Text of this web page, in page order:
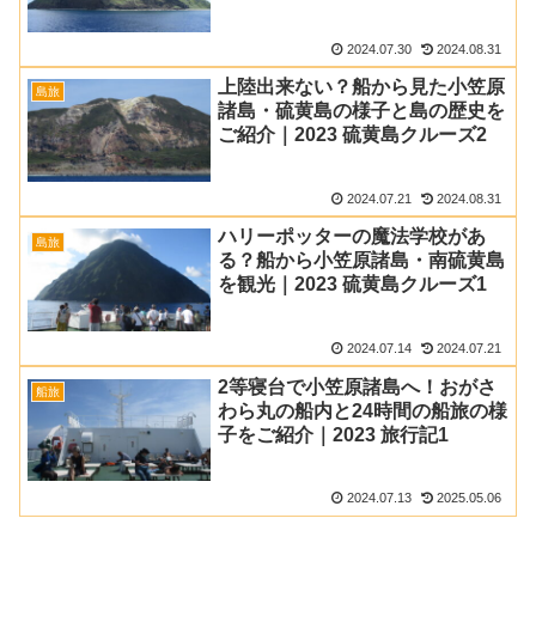
2024.07.30 2024.08.31
島旅
上陸出来ない？船から見た小笠原
諸島・硫黄島の様子と島の歴史を
ご紹介｜2023 硫黄島クルーズ2
2024.07.21 2024.08.31
島旅
ハリーポッターの魔法学校があ
る？船から小笠原諸島・南硫黄島
を観光｜2023 硫黄島クルーズ1
2024.07.14 2024.07.21
船旅
2等寝台で小笠原諸島へ！おがさ
わら丸の船内と24時間の船旅の様
子をご紹介｜2023 旅行記1
2024.07.13 2025.05.06